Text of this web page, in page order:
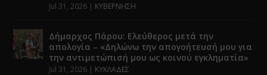
Jul 31, 2026 | ΚΥΒΕΡΝΗΣΗ
Δήμαρχος Πάρου: Ελεύθερος μετά την
απολογία – «Δηλώνω την απογοήτευσή μου για
την αντιμετώπισή μου ως κοινού εγκληματία»
Jul 31, 2026 | ΚΥΚΛΑΔΕΣ